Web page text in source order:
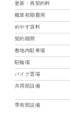
更新・再契約料
概算初期費用
めやす賃料
契約期間
敷地内駐車場
駐輪場
バイク置場
共用部設備
専有部設備